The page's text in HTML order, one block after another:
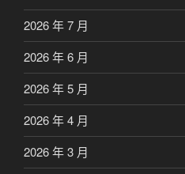
2026 年 7 月
2026 年 6 月
2026 年 5 月
2026 年 4 月
2026 年 3 月